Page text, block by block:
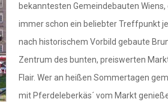
bekanntesten Gemeindebauten
immer schon ein beliebter Treffpunkt
nach historischem Vorbild gebaute
Zentrum des bunten, preiswerten
Flair. Wer an heißen Sommertagen
mit Pferdeleberkäs´ vom Markt